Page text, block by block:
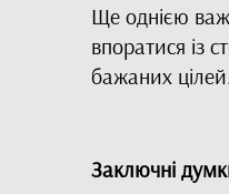
Ще однією
впоратися із
бажаних цілей.
Заключні